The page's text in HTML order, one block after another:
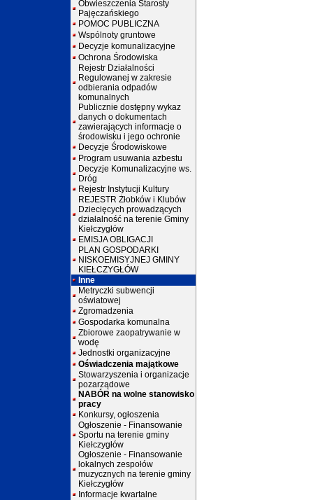
Obwieszczenia Starosty
Pajęczańskiego
POMOC PUBLICZNA
Wspólnoty gruntowe
Decyzje komunalizacyjne
Ochrona Środowiska
Rejestr Działalności
Regulowanej w zakresie
odbierania odpadów
komunalnych
Publicznie dostępny wykaz
danych o dokumentach
zawierających informacje o
środowisku i jego ochronie
Decyzje Środowiskowe
Program usuwania azbestu
Decyzje Komunalizacyjne ws.
Dróg
Rejestr Instytucji Kultury
REJESTR Żłobków i Klubów
Dziecięcych prowadzących
działalność na terenie Gminy
Kiełczygłów
EMISJA OBLIGACJI
PLAN GOSPODARKI
NISKOEMISYJNEJ GMINY
KIEŁCZYGŁÓW
Inne
Metryczki subwencji
oświatowej
Zgromadzenia
Gospodarka komunalna
Zbiorowe zaopatrywanie w
wodę
Jednostki organizacyjne
Oświadczenia majątkowe
Stowarzyszenia i organizacje
pozarządowe
NABÓR na wolne stanowisko
pracy
Konkursy, ogłoszenia
Ogłoszenie - Finansowanie
Sportu na terenie gminy
Kiełczygłów
Ogłoszenie - Finansowanie
lokalnych zespołów
muzycznych na terenie gminy
Kiełczygłów
Informacje kwartalne